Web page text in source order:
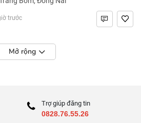
trước
Mở rộng
Trợ giúp đăng tin
0828.76.55.26